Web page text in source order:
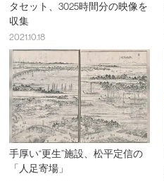
タセット、3025時間分の映像を
収集
2021.10.18
手厚い“更生”施設、松平定信の
「人足寄場」